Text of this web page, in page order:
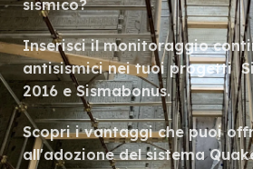
sismico?
Inserisci il monitoraggio
antisismici nei tuoi progetti
2016 e Sismabonus.
Scopri i vantaggi che puoi
all'adozione del sistema